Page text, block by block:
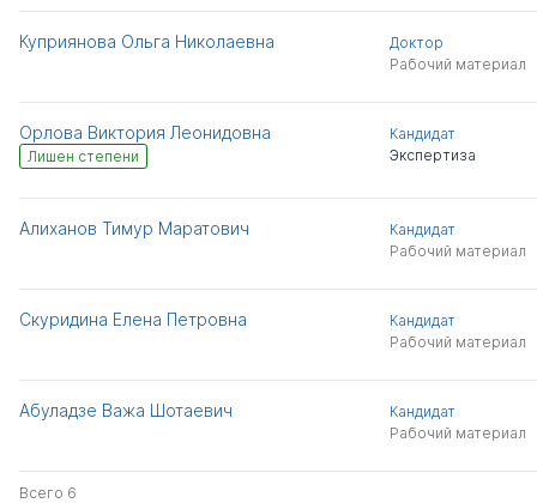
Куприянова Ольга Николаевна
Доктор
Рабочий материал
Орлова Виктория Леонидовна
Лишен степени
Кандидат
Экспертиза
Алиханов Тимур Маратович
Кандидат
Рабочий материал
Скуридина Елена Петровна
Кандидат
Рабочий материал
Абуладзе Важа Шотаевич
Кандидат
Рабочий материал
Всего 6